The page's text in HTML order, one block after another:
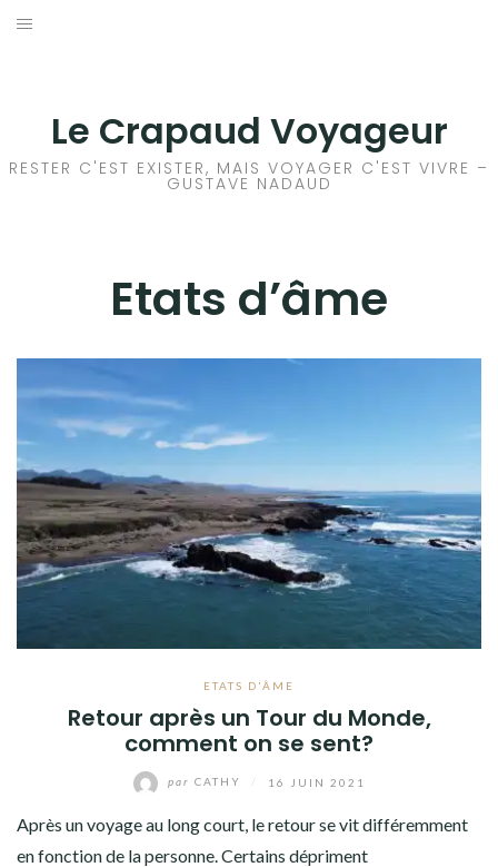
Aller
Le Crapaud Voyageur
RESTER C'EST EXISTER, MAIS VOYAGER C'EST VIVRE –
GUSTAVE NADAUD
Etats d’âme
ETATS D'ÂME
Retour après un Tour du Monde,
comment on se sent?
par CATHY 16 JUIN 2021
Après un voyage au long court, le retour se vit différemment
en fonction de la personne. Certains dépriment
EUROPE
AMÉRIQUE DU NORD
AMÉRIQUE CENTRALE
AMÉRIQUE DU SUD
TOUR DU MONDE 2020-2021
AMÉRIQUE DU SUD
COSTA RICA